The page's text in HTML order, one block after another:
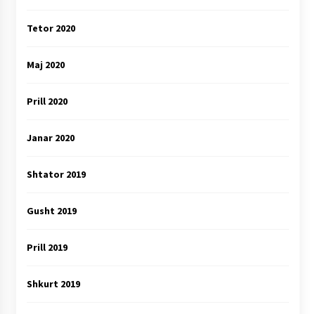
Tetor 2020
Maj 2020
Prill 2020
Janar 2020
Shtator 2019
Gusht 2019
Prill 2019
Shkurt 2019